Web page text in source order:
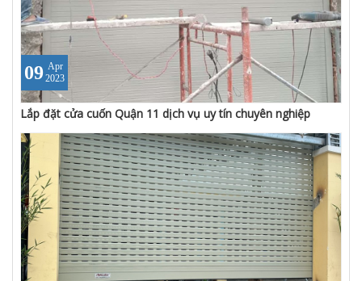
09 Apr
2023
Lắp đặt cửa cuốn Quận 11 dịch vụ uy tín chuyên nghiệp